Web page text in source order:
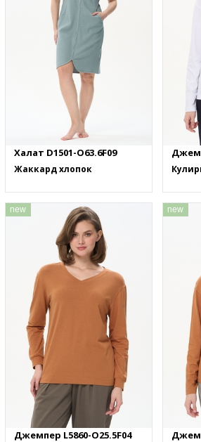
Халат D1501-O63.6F09
Жаккард хлопок
new
Джемпер L5860-O25.5F04
new